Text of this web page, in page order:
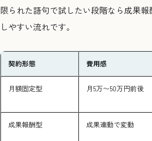
限られた語句で試したい段階なら成果
しやすい流れです。
契約形態 費用感
月額固定型 月5万〜50万円前後
成果報酬型 成果連動で変動